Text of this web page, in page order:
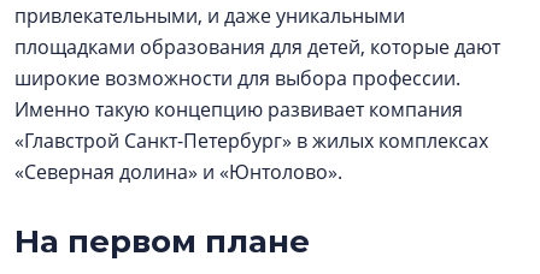
привлекательными, и даже уникальными
площадками образования для детей, которые дают
широкие возможности для выбора профессии.
Именно такую концепцию развивает компания
«Главстрой Санкт-Петербург» в жилых комплексах
«Северная долина» и «Юнтолово».
На первом плане